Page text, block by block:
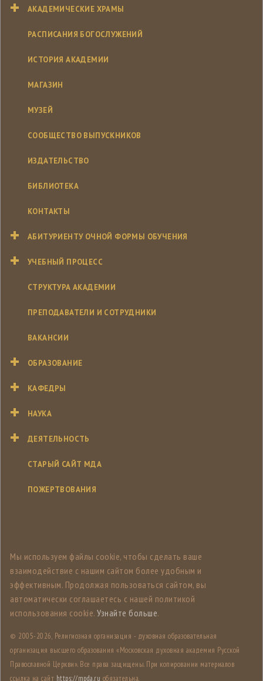
АКАДЕМИЧЕСКИЕ ХРАМЫ
РАСПИСАНИЯ БОГОСЛУЖЕНИЙ
ИСТОРИЯ АКАДЕМИИ
МАГАЗИН
МУЗЕЙ
СООБЩЕСТВО ВЫПУСКНИКОВ
ИЗДАТЕЛЬСТВО
БИБЛИОТЕКА
КОНТАКТЫ
АБИТУРИЕНТУ ОЧНОЙ ФОРМЫ ОБУЧЕНИЯ
УЧЕБНЫЙ ПРОЦЕСС
СТРУКТУРА АКАДЕМИИ
ПРЕПОДАВАТЕЛИ И СОТРУДНИКИ
ВАКАНСИИ
ОБРАЗОВАНИЕ
КАФЕДРЫ
НАУКА
ДЕЯТЕЛЬНОСТЬ
СТАРЫЙ САЙТ МДА
ПОЖЕРТВОВАНИЯ
Мы используем файлы cookie, чтобы сделать ваше
взаимодействие с нашим сайтом более удобным и
эффективным. Продолжая пользоваться сайтом, вы
автоматически соглашаетесь с нашей политикой
использования cookie. Узнайте больше.
© 2005-2026, Религиозная организация - духовная образовательная
организация высшего образования «Московская духовная академия Русской
Православной Церкви». Все права защищены. При копировании материалов
ссылка на сайт https://mpda.ru обязательна.